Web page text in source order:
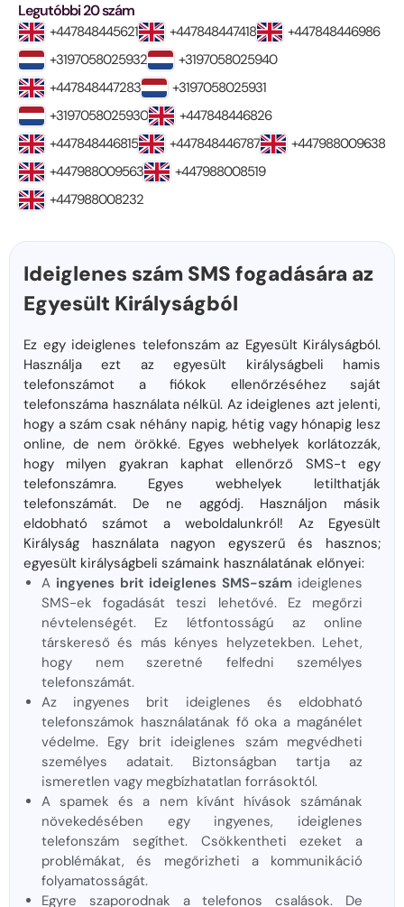
Legutóbbi 20 szám
+447848445621 +447848447418
+447848446986
+3197058025932
+3197058025940
+447848447283
+3197058025931
+3197058025930
+447848446826
+447848446815
+447848446787
+447988009638
+447988009563
+447988008519
+447988008232
Ideiglenes szám SMS fogadására az
Egyesült Királyságból
Ez egy ideiglenes telefonszám az Egyesült Királyságból.
Használja ezt az egyesült királyságbeli hamis
telefonszámot a fiókok ellenőrzéséhez saját
telefonszáma használata nélkül. Az ideiglenes azt jelenti,
hogy a szám csak néhány napig, hétig vagy hónapig lesz
online, de nem örökké. Egyes webhelyek korlátozzák,
hogy milyen gyakran kaphat ellenőrző SMS-t egy
telefonszámra. Egyes webhelyek letilthatják
telefonszámát. De ne aggódj. Használjon másik
eldobható számot a weboldalunkról! Az Egyesült
Királyság használata nagyon egyszerű és hasznos;
egyesült királyságbeli számaink használatának előnyei:
A ingyenes brit ideiglenes SMS-szám ideiglenes
SMS-ek fogadását teszi lehetővé. Ez megőrzi
névtelenségét. Ez létfontosságú az online
társkereső és más kényes helyzetekben. Lehet,
hogy nem szeretné felfedni személyes
telefonszámát.
Az ingyenes brit ideiglenes és eldobható
telefonszámok használatának fő oka a magánélet
védelme. Egy brit ideiglenes szám megvédheti
személyes adatait. Biztonságban tartja az
ismeretlen vagy megbízhatatlan forrásoktól.
A spamek és a nem kívánt hívások számának
növekedésében egy ingyenes, ideiglenes
telefonszám segíthet. Csökkentheti ezeket a
problémákat, és megőrizheti a kommunikáció
folyamatosságát.
Egyre szaporodnak a telefonos csalások. De